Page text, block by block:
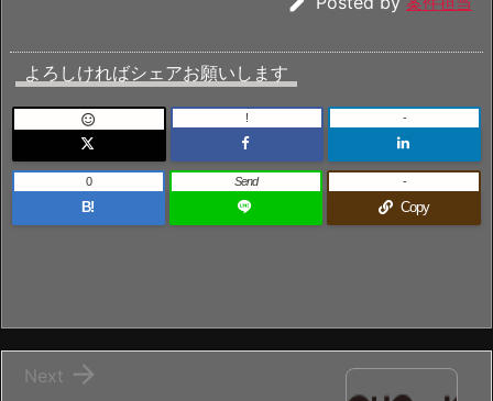
よろしければシェアお願いします
 ! -
B!
0 Send
Copy
-

Next